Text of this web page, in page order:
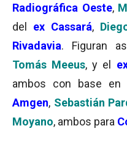
Radiográfica Oeste,
del ex Cassará,
Rivadavia. Figuran
Tomás Meeus, y el
ambos con base en
Amgen, Sebastián
Moyano, ambos para